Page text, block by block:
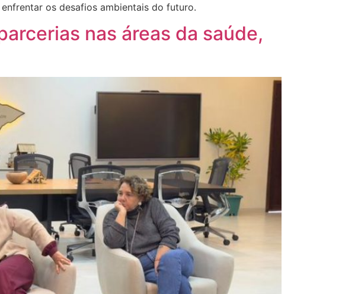
os desafios ambientais do futuro.
nas áreas da saúde,